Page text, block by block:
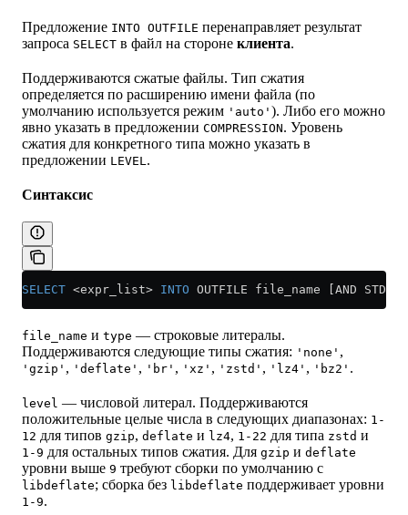
Предложение INTO OUTFILE перенаправляет результат
запроса SELECT в файл на стороне клиента.
Поддерживаются сжатые файлы. Тип сжатия
определяется по расширению имени файла (по
умолчанию используется режим 'auto' ). Либо его можно
явно указать в предложении COMPRESSION. Уровень
сжатия для конкретного типа можно указать в
предложении LEVEL.
Синтаксис
SELECT <expr_list> INTO OUTFILE file_name [AND
file_name и type — строковые литералы.
Поддерживаются следующие типы сжатия: 'none' ,
'gzip' , 'deflate' , 'br' , 'xz' , 'zstd' , 'lz4' , 'bz2' .
level — числовой литерал. Поддерживаются
положительные целые числа в следующих диапазонах: 1-
12 для типов gzip, deflate и lz4, 1-22 для типа zstd и
1-9 для остальных типов сжатия. Для gzip и deflate
уровни выше 9 требуют сборки по умолчанию с
libdeflate; сборка без libdeflate поддерживает уровни
1-9.